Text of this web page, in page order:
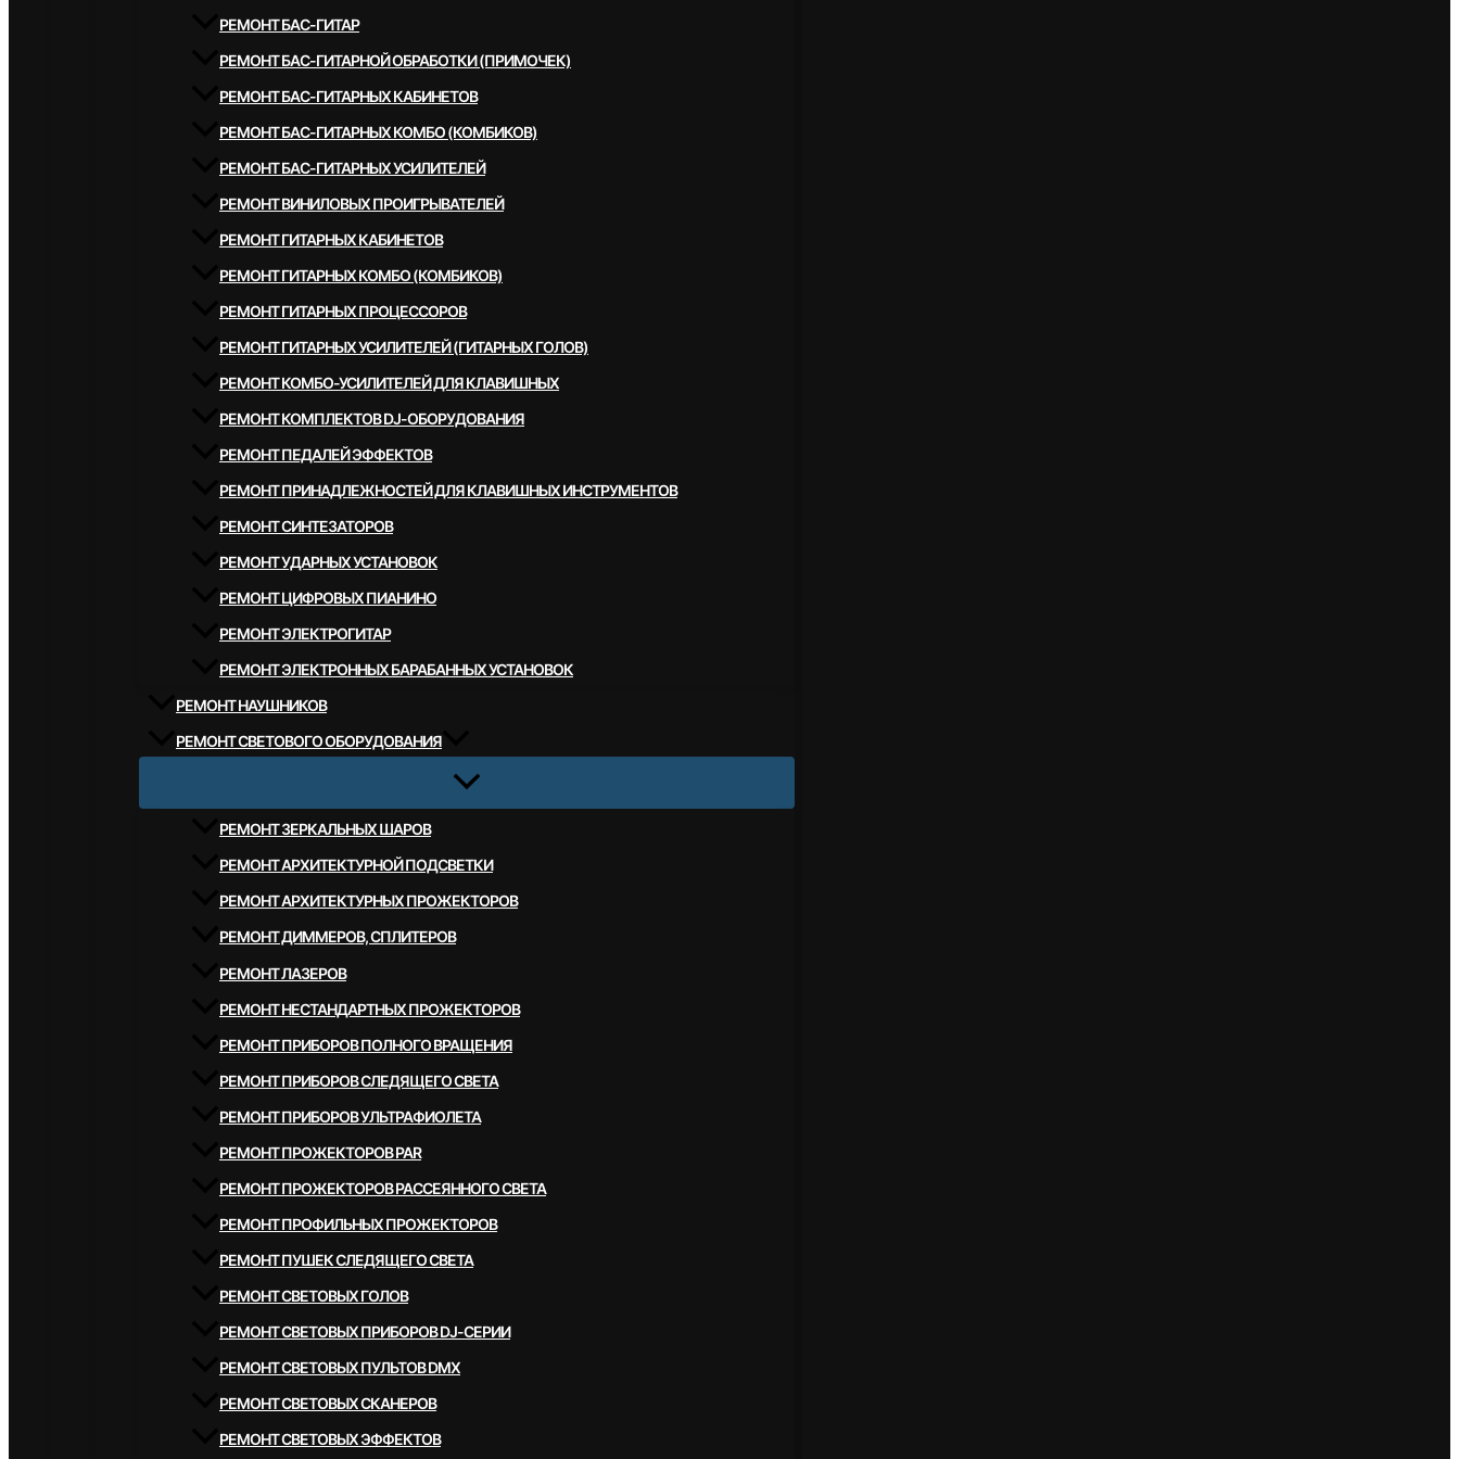
РЕМОНТ БАС-ГИТАР
РЕМОНТ БАС-ГИТАРНОЙ ОБРАБОТКИ (ПРИМОЧЕК)
РЕМОНТ БАС-ГИТАРНЫХ КАБИНЕТОВ
РЕМОНТ БАС-ГИТАРНЫХ КОМБО (КОМБИКОВ)
РЕМОНТ БАС-ГИТАРНЫХ УСИЛИТЕЛЕЙ
РЕМОНТ ВИНИЛОВЫХ ПРОИГРЫВАТЕЛЕЙ
РЕМОНТ ГИТАРНЫХ КАБИНЕТОВ
РЕМОНТ ГИТАРНЫХ КОМБО (КОМБИКОВ)
РЕМОНТ ГИТАРНЫХ ПРОЦЕССОРОВ
РЕМОНТ ГИТАРНЫХ УСИЛИТЕЛЕЙ (ГИТАРНЫХ ГОЛОВ)
РЕМОНТ КОМБО-УСИЛИТЕЛЕЙ ДЛЯ КЛАВИШНЫХ
РЕМОНТ КОМПЛЕКТОВ DJ-ОБОРУДОВАНИЯ
РЕМОНТ ПЕДАЛЕЙ ЭФФЕКТОВ
РЕМОНТ ПРИНАДЛЕЖНОСТЕЙ ДЛЯ КЛАВИШНЫХ ИНСТРУМЕНТОВ
РЕМОНТ СИНТЕЗАТОРОВ
РЕМОНТ УДАРНЫХ УСТАНОВОК
РЕМОНТ ЦИФРОВЫХ ПИАНИНО
РЕМОНТ ЭЛЕКТРОГИТАР
РЕМОНТ ЭЛЕКТРОННЫХ БАРАБАННЫХ УСТАНОВОК
РЕМОНТ НАУШНИКОВ
РЕМОНТ СВЕТОВОГО ОБОРУДОВАНИЯ
РЕМОНТ ЗЕРКАЛЬНЫХ ШАРОВ
РЕМОНТ АРХИТЕКТУРНОЙ ПОДСВЕТКИ
РЕМОНТ АРХИТЕКТУРНЫХ ПРОЖЕКТОРОВ
РЕМОНТ ДИММЕРОВ, СПЛИТЕРОВ
РЕМОНТ ЛАЗЕРОВ
РЕМОНТ НЕСТАНДАРТНЫХ ПРОЖЕКТОРОВ
РЕМОНТ ПРИБОРОВ ПОЛНОГО ВРАЩЕНИЯ
РЕМОНТ ПРИБОРОВ СЛЕДЯЩЕГО СВЕТА
РЕМОНТ ПРИБОРОВ УЛЬТРАФИОЛЕТА
РЕМОНТ ПРОЖЕКТОРОВ PAR
РЕМОНТ ПРОЖЕКТОРОВ РАССЕЯННОГО СВЕТА
РЕМОНТ ПРОФИЛЬНЫХ ПРОЖЕКТОРОВ
РЕМОНТ ПУШЕК СЛЕДЯЩЕГО СВЕТА
РЕМОНТ СВЕТОВЫХ ГОЛОВ
РЕМОНТ СВЕТОВЫХ ПРИБОРОВ DJ-СЕРИИ
РЕМОНТ СВЕТОВЫХ ПУЛЬТОВ DMX
РЕМОНТ СВЕТОВЫХ СКАНЕРОВ
РЕМОНТ СВЕТОВЫХ ЭФФЕКТОВ